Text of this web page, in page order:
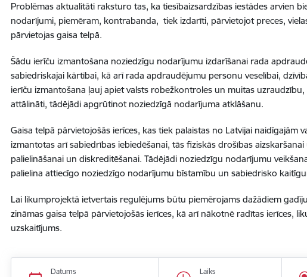
Problēmas aktualitāti raksturo tas, ka tiesībaizsardzības iestādes arvien
nodarījumi, piemēram, kontrabanda, tiek izdarīti, pārvietojot preces,
pārvietojas gaisa telpā.
Šādu ierīču izmantošana noziedzīgu nodarījumu izdarīšanai rada
sabiedriskajai kārtībai, kā arī rada apdraudējumu personu veselībai,
ierīču izmantošana ļauj apiet valsts robežkontroles un muitas
attālināti, tādējādi apgrūtinot noziedzīgā nodarījuma atklāšanu.
Gaisa telpā pārvietojošās ierīces, kas tiek palaistas no Latvijai naidīgajām
izmantotas arī sabiedrības iebiedēšanai, tās fiziskās drošības
palielināšanai un diskreditēšanai. Tādējādi noziedzīgu nodarījumu
palielina attiecīgo noziedzīgo nodarījumu bīstamību un sabiedrisko
Lai likumprojektā ietvertais regulējums būtu piemērojams dažādiem
zināmas gaisa telpā pārvietojošās ierīces, kā arī nākotnē radītas ierīces,
uzskaitījums.
Datums Laiks